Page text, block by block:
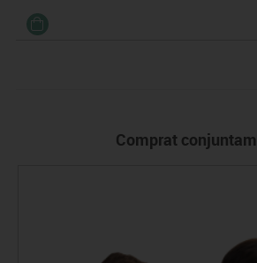
Comprat